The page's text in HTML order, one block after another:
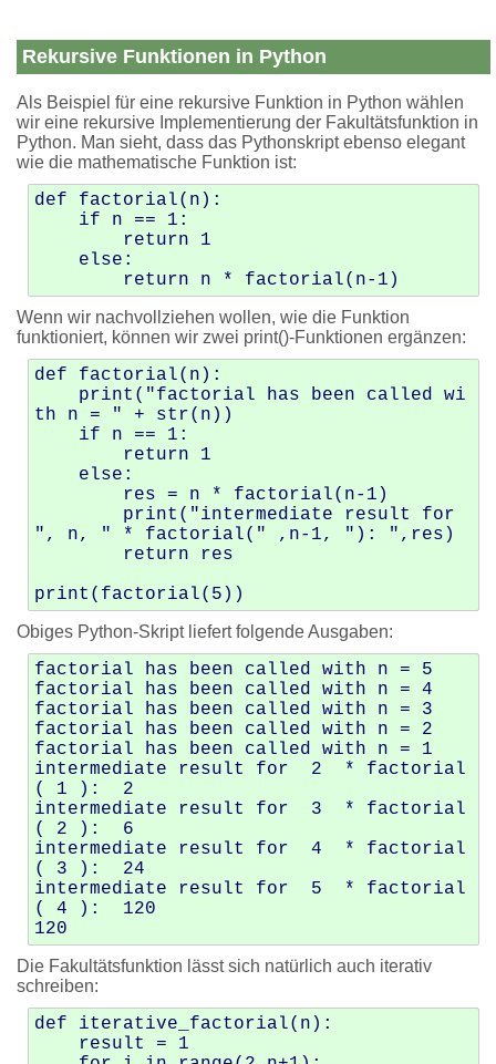
Rekursive Funktionen in Python
Als Beispiel für eine rekursive Funktion in Python wählen
wir eine rekursive Implementierung der Fakultätsfunktion in
Python. Man sieht, dass das Pythonskript ebenso elegant
wie die mathematische Funktion ist:
def factorial(n):
Wenn wir nachvollziehen wollen, wie die Funktion
funktioniert, können wir zwei print()-Funktionen ergänzen:
def factorial(n):
th n = " + str(n))
", n, " * factorial(" ,n-1, "): ",res)
Obiges Python-Skript liefert folgende Ausgaben:
factorial has been called with n = 5
factorial has been called with n = 4
factorial has been called with n = 3
factorial has been called with n = 2
factorial has been called with n = 1
intermediate result for  2  * factorial
( 1 ):  2
intermediate result for  3  * factorial
( 2 ):  6
intermediate result for  4  * factorial
( 3 ):  24
intermediate result for  5  * factorial
( 4 ):  120
Die Fakultätsfunktion lässt sich natürlich auch iterativ
schreiben:
def iterative_factorial(n):